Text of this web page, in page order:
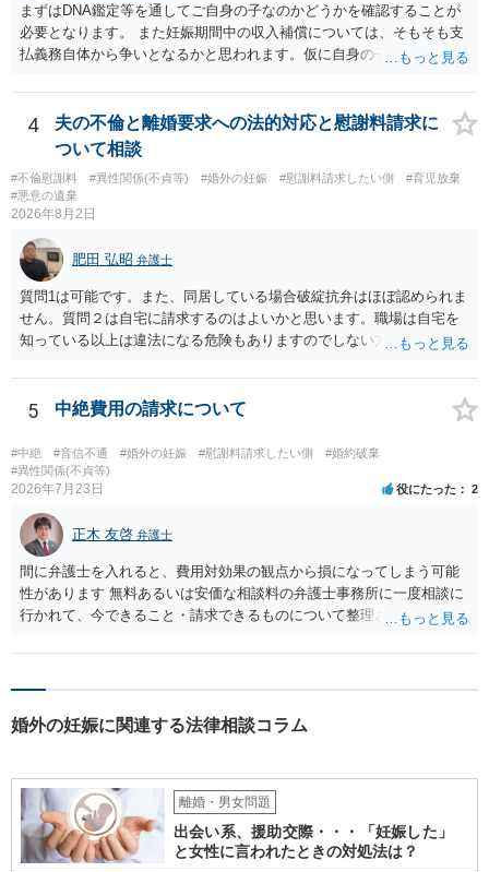
まずはDNA鑑定等を通してご自身の子なのかどうかを確認することが
必要となります。 また妊娠期間中の収入補償については、そもそも支
払義務自体から争いとなるかと思われます。仮に自身の子であったと
相手に弁護士がついているということであれば、依頼をするかしない
かは別として一度ご自身も個別に弁護士に相談をされたほうが良いで
しょう。
4
夫の不倫と離婚要求への法的対応と慰謝料請求に
ついて相談
#不倫慰謝料 #異性関係(不貞等) #婚外の妊娠 #慰謝料請求したい側
#育児放棄
#悪意の遺棄
2026年8月2日
肥田 弘昭 弁護士
質問1は可能です。また、同居している場合破綻抗弁はほぼ認められま
せん。質問２は自宅に請求するのはよいかと思います。職場は自宅を
知っている以上は違法になる危険もありますのでしない方が良いで
かと思います。有責配偶者ですので相手方からの離婚は拒否しても仮
に訴訟されても法的に成立しません。質問５は認知すると養育費支払
い、相続権が発生します。合意があれば法的に可能ですが法律で強制
することはできません。質問６は可能です。質問７は不貞行為の写真
データ（ハメ撮り）、第三者撮影の腕組み写真、夫の自白録音まであ
るのであれば十分かと思います。ご参考にしてください。
5 中絶費用の請求について
#中絶 #音信不通 #婚外の妊娠 #慰謝料請求したい側
#婚約破棄
#異性関係(不貞等)
2026年7月23日 役にたった 2
正木 友啓 弁護士
間に弁護士を入れると、費用対効果の観点から損になってしまう可能
性があります 無料あるいは安価な相談料の弁護士事務所に一度相談に
行かれて、今できること・請求できるものについて整理されるのがよ
婚外の妊娠に関連する法律相談コラム
離婚・男女問題
出会い系、援助交際・・・「妊娠した」
と女性に言われたときの対処法は？